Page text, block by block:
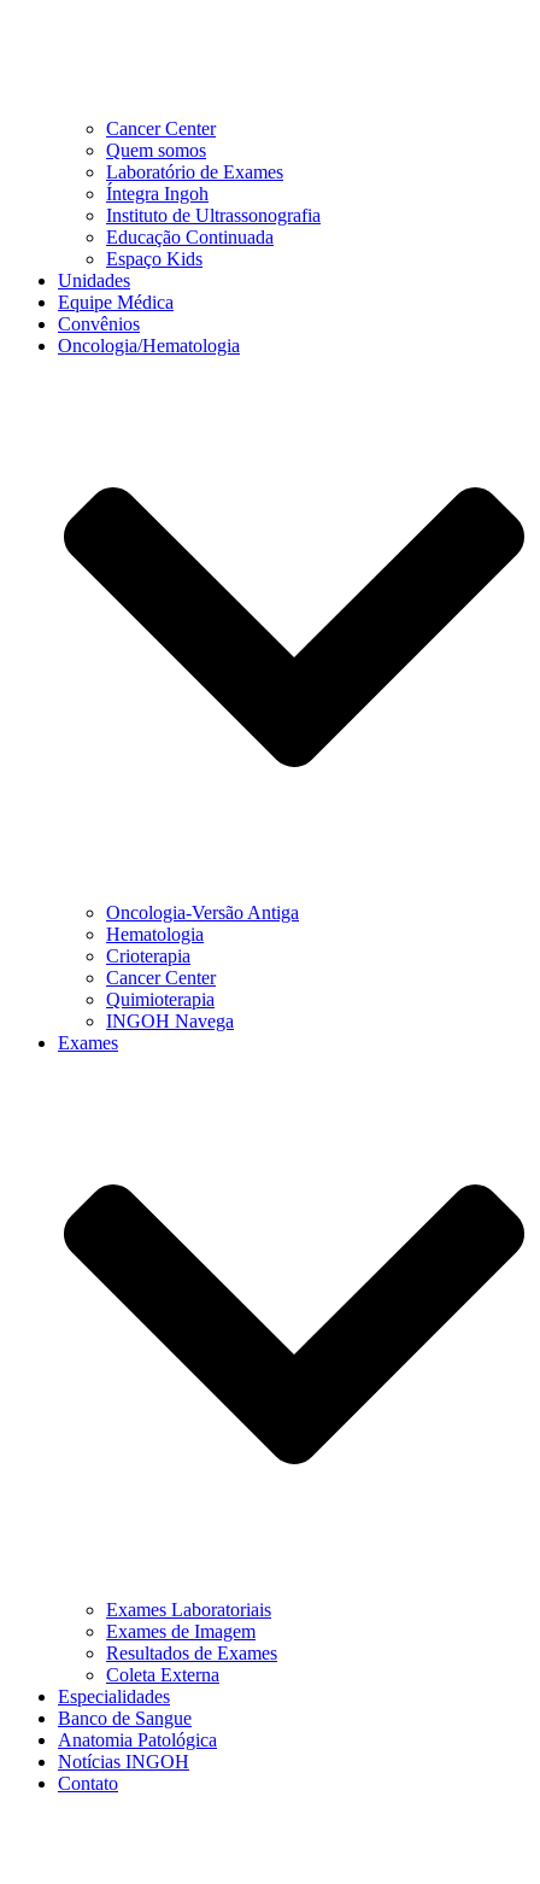
Cancer Center
Quem somos
Laboratório de Exames
Íntegra Ingoh
Instituto de Ultrassonografia
Educação Continuada
Espaço Kids
Unidades
Equipe Médica
Convênios
Oncologia/Hematologia
Oncologia-Versão Antiga
Hematologia
Crioterapia
Cancer Center
Quimioterapia
INGOH Navega
Exames
Exames Laboratoriais
Exames de Imagem
Resultados de Exames
Coleta Externa
Especialidades
Banco de Sangue
Anatomia Patológica
Notícias INGOH
Contato